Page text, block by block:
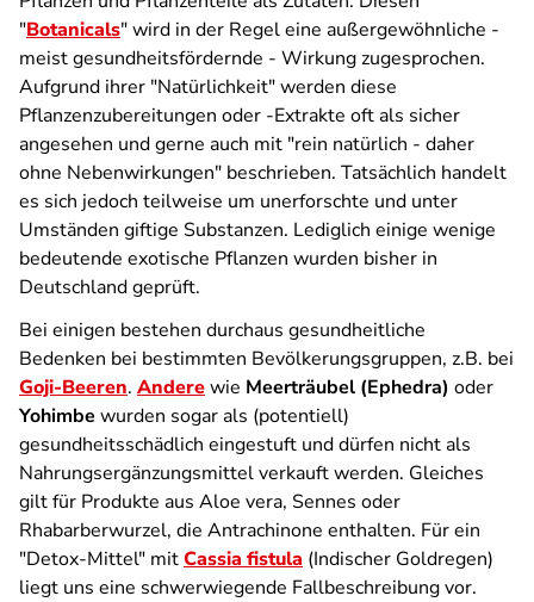
"Botanicals" wird in der Regel eine außergewöhnliche -
meist gesundheitsfördernde - Wirkung zugesprochen.
Aufgrund ihrer "Natürlichkeit" werden diese
Pflanzenzubereitungen oder -Extrakte oft als sicher
angesehen und gerne auch mit "rein natürlich - daher
ohne Nebenwirkungen" beschrieben. Tatsächlich handelt
es sich jedoch teilweise um unerforschte und unter
Umständen giftige Substanzen. Lediglich einige wenige
bedeutende exotische Pflanzen wurden bisher in
Deutschland geprüft.
Bei einigen bestehen durchaus gesundheitliche
Bedenken bei bestimmten Bevölkerungsgruppen, z.B. bei
Goji-Beeren. Anderewie Meerträubel (Ephedra) oder
Yohimbe wurden sogar als (potentiell)
gesundheitsschädlich eingestuft und dürfen nicht als
Nahrungsergänzungsmittel verkauft werden. Gleiches
gilt für Produkte aus Aloe vera, Sennes oder
Rhabarberwurzel, die Antrachinone enthalten. Für ein
"Detox-Mittel" mitCassia fistula (Indischer Goldregen)
liegt uns eine schwerwiegende Fallbeschreibung vor.